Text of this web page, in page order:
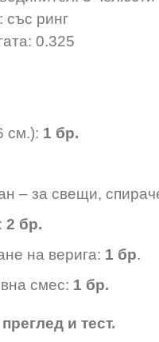
ринг
0.325
см.): 1 бр.
– за свещи,
2 бр.
на верига: 1 бр.
смес: 1 бр.
и тест.